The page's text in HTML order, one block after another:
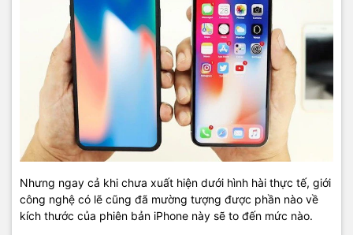
Nhưng ngay cả khi chưa xuất hiện dưới hình hài thực tế, giới
công nghệ có lẽ cũng đã mường tượng được phần nào về
kích thước của phiên bản iPhone này sẽ to đến mức nào.